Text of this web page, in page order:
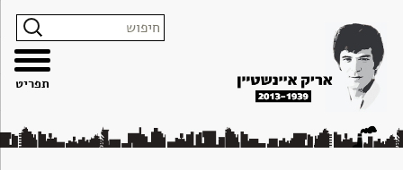
האתר
הצהרת
נגישות
לתוכן
קשר
תפריט